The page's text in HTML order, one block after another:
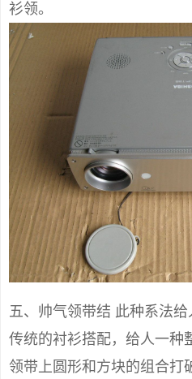
衫领。
五、帅气领带结 此种系法
传统的衬衫搭配，给人一种
领带上圆形和方块的组合打